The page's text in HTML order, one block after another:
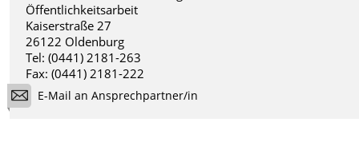
Öffentlichkeitsarbeit
Kaiserstraße 27
26122 Oldenburg
Tel: (0441) 2181-263
Fax: (0441) 2181-222
E-Mail an Ansprechpartner/in